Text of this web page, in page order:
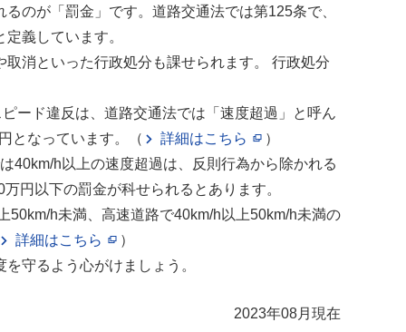
のが「罰金」です。道路交通法では第125条で、
義しています。
消といった行政処分も課せられます。 行政処分
ード違反は、道路交通法では「速度超過」と呼ん
となっています。（
詳細はこちら
）
40km/h以上の速度超過は、反則行為から除かれる
円以下の罰金が科せられるとあります。
h未満、高速道路で40km/h以上50km/h未満の
詳細はこちら
）
守るよう心がけましょう。
2023年08月現在